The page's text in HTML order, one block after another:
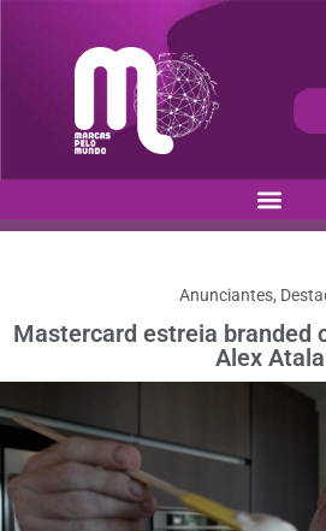
Anunciantes,
Mastercard estreia branded
Alex Atala